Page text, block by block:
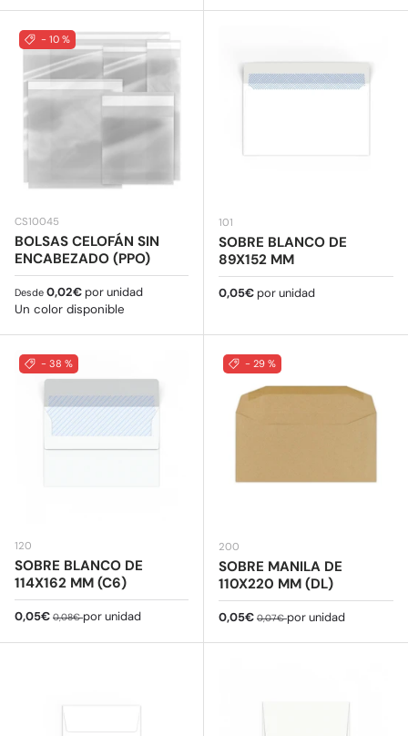
- 10 %
CS10045
BOLSAS CELOFÁN SIN
ENCABEZADO (PPO)
Precio normal
Desde 0,02€ por unidad
Un color disponible
101
SOBRE BLANCO DE
89X152 MM
Precio normal
0,05€ por unidad
- 38 %
120
SOBRE BLANCO DE
114X162 MM (C6)
Precio de venta
0,05€ Precio normal
0,08€por unidad
- 29 %
200
SOBRE MANILA DE
110X220 MM (DL)
Precio de venta
0,05€ Precio normal
0,07€por unidad